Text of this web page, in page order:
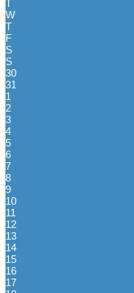
T
W
T
F
S
S
30
31
1
2
3
4
5
6
7
8
9
10
11
12
13
14
15
16
17